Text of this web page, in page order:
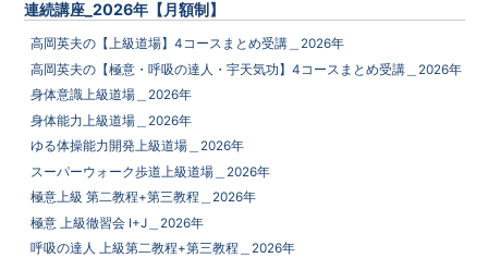
連続講座_2026年【月額制】
高岡英夫の【上級道場】4コースまとめ受講＿2026年
高岡英夫の【極意・呼吸の達人・宇天気功】4コースまとめ受講＿2026年
身体意識上級道場＿2026年
身体能力上級道場＿2026年
ゆる体操能力開発上級道場＿2026年
スーパーウォーク歩道上級道場＿2026年
極意上級 第二教程+第三教程＿2026年
極意 上級徹習会 I+J＿2026年
呼吸の達人 上級第二教程+第三教程＿2026年